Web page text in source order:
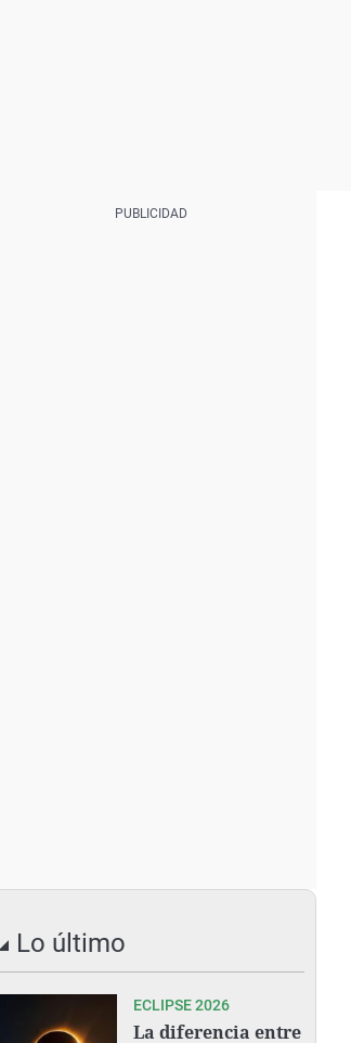
Lo último
ECLIPSE 2026
La diferencia entre